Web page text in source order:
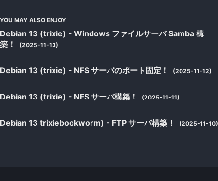
YOU MAY ALSO ENJOY
Debian 13 (trixie) - Windows ファイルサーバ Samba 構
築！
(2025-11-13)
Debian 13 (trixie) - NFS サーバのポート固定！ (2025-11-12)
Debian 13 (trixie) - NFS サーバ構築！ (2025-11-11)
Debian 13 trixiebookworm) - FTP サーバ構築！ (2025-11-10)